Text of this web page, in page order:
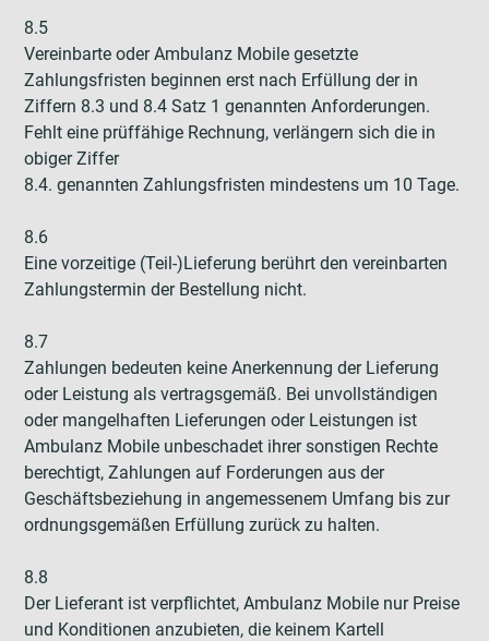
8.5
Vereinbarte oder Ambulanz Mobile gesetzte
Zahlungsfristen beginnen erst nach Erfüllung der in
Ziffern 8.3 und 8.4 Satz 1 genannten Anforderungen.
Fehlt eine prüffähige Rechnung, verlängern sich die in
obiger Ziffer
8.4. genannten Zahlungsfristen mindestens um 10 Tage.
8.6
Eine vorzeitige (Teil-)Lieferung berührt den vereinbarten
Zahlungstermin der Bestellung nicht.
8.7
Zahlungen bedeuten keine Anerkennung der Lieferung
oder Leistung als vertragsgemäß. Bei unvollständigen
oder mangelhaften Lieferungen oder Leistungen ist
Ambulanz Mobile unbeschadet ihrer sonstigen Rechte
berechtigt, Zahlungen auf Forderungen aus der
Geschäftsbeziehung in angemessenem Umfang bis zur
ordnungsgemäßen Erfüllung zurück zu halten.
8.8
Der Lieferant ist verpflichtet, Ambulanz Mobile nur Preise
und Konditionen anzubieten, die keinem Kartell